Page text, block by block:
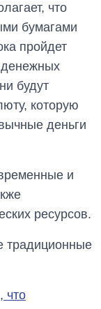
что
бумагами
пройдет
будут
которую
деньги
и
ресурсов.
традиционные
что